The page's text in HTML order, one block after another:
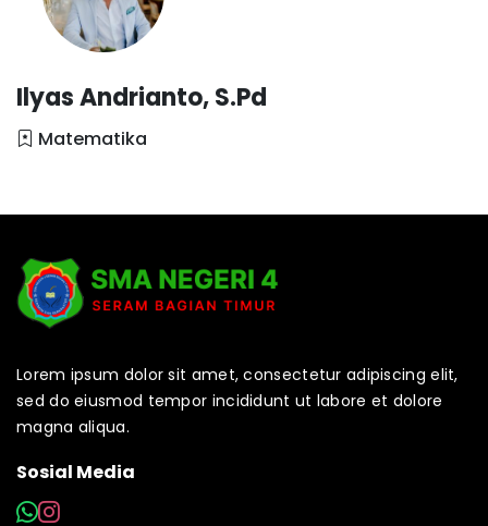
Ilyas Andrianto, S.Pd
Matematika
Lorem ipsum dolor sit amet, consectetur adipiscing elit,
sed do eiusmod tempor incididunt ut labore et dolore
magna aliqua.
Sosial Media